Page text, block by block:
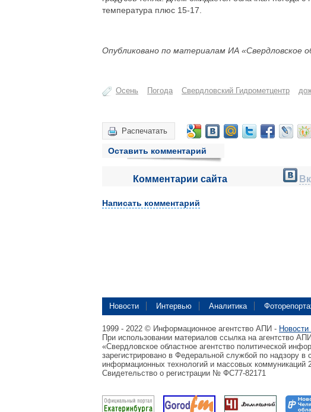
температура плюс 15-17.
Опубликовано по материалам ИА «Свердловское
Осень Погода Свердловский Гидрометцентр
Распечатать
Оставить комментарий
Комментарии сайта
Написать комментарий
Новости Интервью Аналитика
1999 - 2022 © Информационное агентство АПИ - Новости
При использовании материалов ссылка на агентство
«Свердловское областное агентство политической
зарегистрировано в Федеральной службой по надзору в
информационных технологий и массовых коммуникаций
Свидетельство о регистрации № ФС77-82171